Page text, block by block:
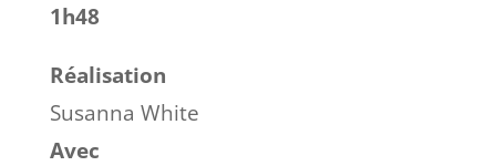
1h48
Réalisation
Susanna White
Avec